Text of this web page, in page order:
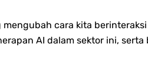
cara kita
AI dalam sektor ini,